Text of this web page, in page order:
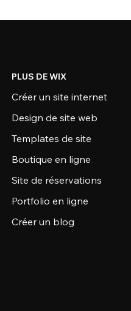
PLUS DE WIX
Créer un site internet
Design de site web
Templates de site
Boutique en ligne
Site de réservations
Portfolio en ligne
Créer un blog